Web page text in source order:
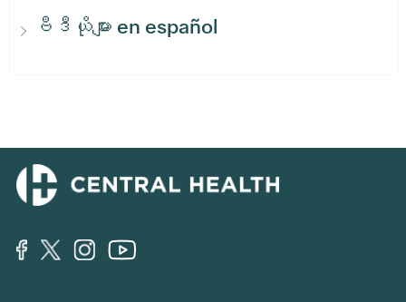
ဗီဒီယိုများ en español